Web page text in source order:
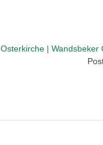
Osterkirche | Wandsbeker